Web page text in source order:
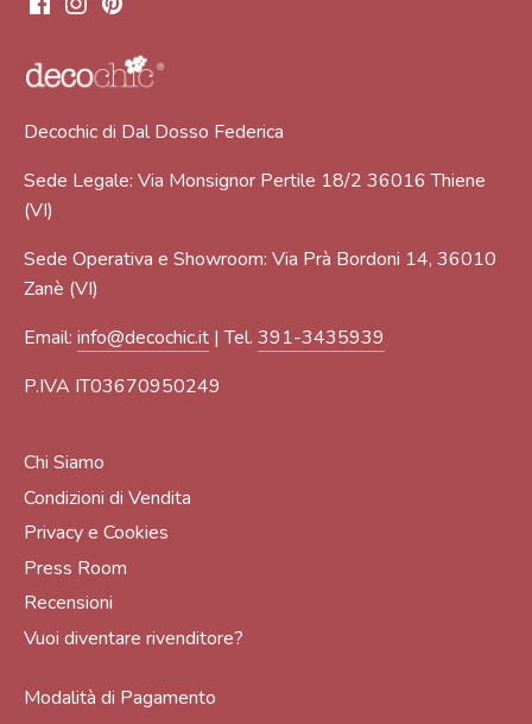
Decochic di Dal Dosso Federica
Sede Legale: Via Monsignor Pertile 18/2 36016 Thiene
(VI)
Sede Operativa e Showroom: Via Prà Bordoni 14, 36010
Zanè (VI)
Email: info@decochic.it | Tel. 391-3435939
P.IVA IT03670950249
Chi Siamo
Condizioni di Vendita
Privacy e Cookies
Press Room
Recensioni
Vuoi diventare rivenditore?
Modalità di Pagamento